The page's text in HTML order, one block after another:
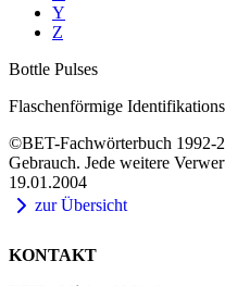
Y
Z
Bottle Pulses
Flaschenförmige
©BET-Fachwörterbuch 1992-
Gebrauch. Jede weitere
19.01.2004
zur Übersicht
KONTAKT